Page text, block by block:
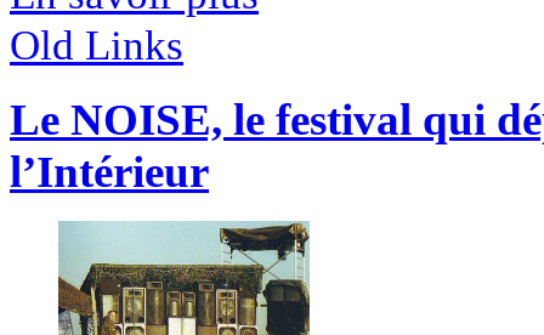
Old Links
Le NOISE, le festival qui
l’Intérieur